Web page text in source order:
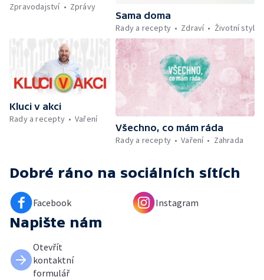
maso, vejce, mléčné výrobky a luštěniny —
Kniha veselých říkanek Hrátky se zvířátky —
Umělecký festival Pohoda 2026 —
Vyhodnocení ankety + ČT tipy —
Vyhodnocení divácké soutěže — Práce
záchranářů v létě
Zpravodajství
Zprávy
Sama doma
Rady a recepty
Zdraví Životní styl
Kluci v akci
Rady a recepty
Vaření
Všechno, co mám ráda
Rady a recepty
Vaření Zahrada
Dobré ráno na sociálních sítích
Facebook Instagram
Napište nám
Otevřít
kontaktní
formulář